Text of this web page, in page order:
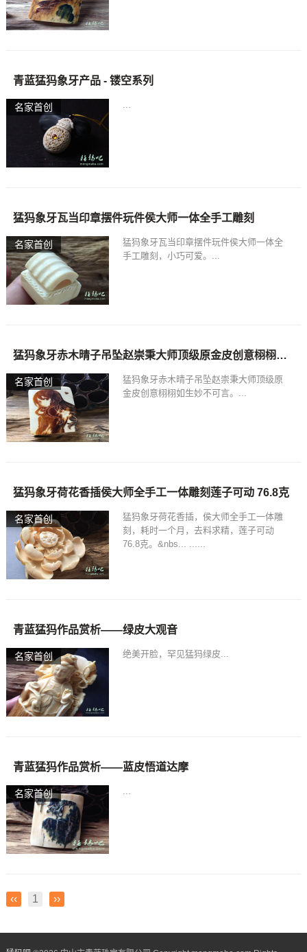
名家首创
青蓝猛犸象牙产品 - 镂空系列
...
名家首创
猛犸象牙瓦当印章摆件玩件侯大师一体全手工雕刻
猛犸象牙瓦当印章摆件玩件侯大师一体全
手工雕刻，小巧可爱。...
名家首创
猛犸象牙赤木晴子吊坠赵崇秉大师顶级原金皮创意栩栩如生妙不可言
猛犸象牙赤木晴子吊坠赵崇秉大师顶级原
金皮创意栩栩如生妙不可言。...
名家首创
猛犸象牙荷花香插侯大师全手工一体雕刻莲子可动 76.8克
猛犸象牙荷花香插，侯大师全手工一体雕
刻，耗时一个月，去料求精，莲子可动
76.8克。&nbs... ......
名家首创
青蓝猛犸作品赏析——绿皮大观音
绝美开脸，罕见猛犸绿皮...
名家首创
青蓝猛犸作品赏析——蓝皮悟道达摩
...
‹‹ 1 ››